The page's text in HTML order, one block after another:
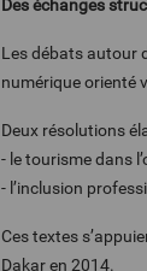
Des échanges
Les débats autour
numérique orienté
Deux résolutions
- le tourisme dans
- l’inclusion
Ces textes
Dakar en 2014.